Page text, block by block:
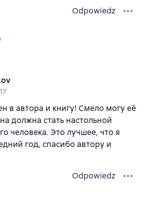
Odpowiedz
в автора и книгу! Смело могу её
должна стать настольной
человека. Это лучшее, что я
год, спасибо автору и
Odpowiedz